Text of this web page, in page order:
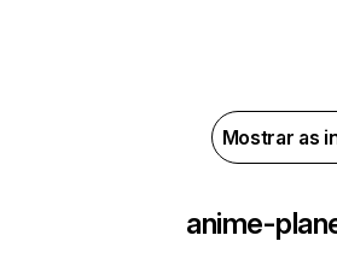
Mostrar as
anime-